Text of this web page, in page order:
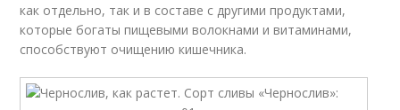
как отдельно, так и в составе с другими продуктами,
которые богаты пищевыми волокнами и витаминами,
способствуют очищению кишечника.